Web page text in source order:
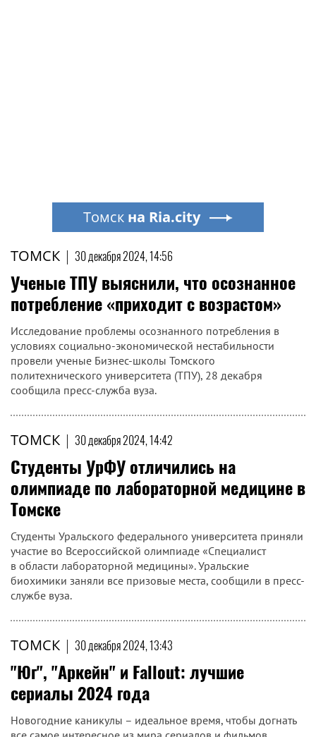
ТОМСК | 30 декабря 2024, 14:56
Ученые ТПУ выяснили, что осознанное
потребление «приходит с возрастом»
Исследование проблемы осознанного потребления в
условиях социально-экономической нестабильности
провели ученые Бизнес-школы Томского
политехнического университета (ТПУ), 28 декабря
сообщила пресс-служба вуза.
ТОМСК | 30 декабря 2024, 14:42
Студенты УрФУ отличились на
олимпиаде по лабораторной медицине в
Томске
Студенты Уральского федерального университета приняли
участие во Всероссийской олимпиаде «Специалист
в области лабораторной медицины». Уральские
биохимики заняли все призовые места, сообщили в пресс-
службе вуза.
ТОМСК | 30 декабря 2024, 13:43
"Юг", "Аркейн" и Fallout: лучшие
сериалы 2024 года
Новогодние каникулы – идеальное время, чтобы догнать
Томск на Ria.city